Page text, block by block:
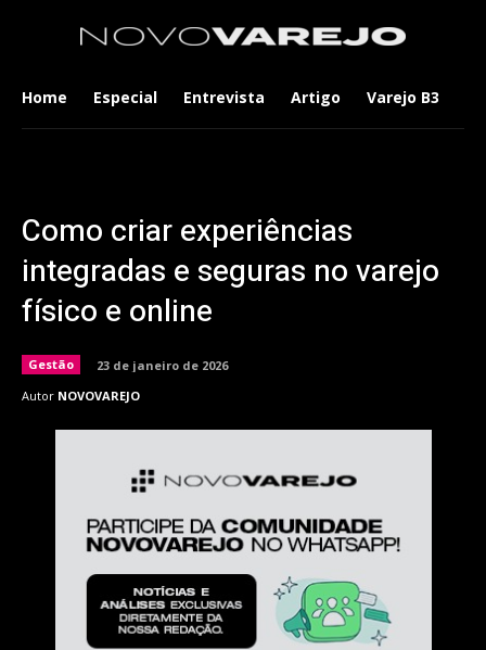
Home Especial Entrevista Artigo Varejo B3
Como criar experiências
integradas e seguras no varejo
físico e online
Gestão
23 de janeiro de 2026
Autor NOVOVAREJO